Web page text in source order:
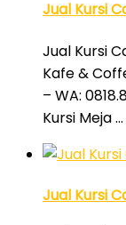
Jual Kursi
Jual Kursi
Kafe &
– WA:
Kursi Meja …
Jual Kursi